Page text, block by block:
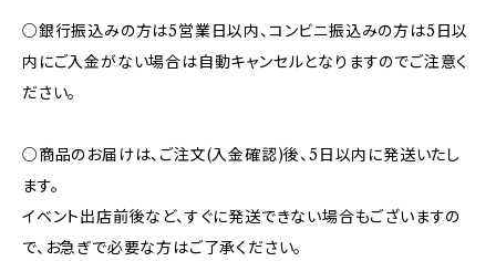
○銀行振込みの方は5営業日以内、コンビニ振込みの方は5日以
内にご入金がない場合は自動キャンセルとなりますのでご注意く
ださい。
○商品のお届けは、ご注文(入金確認)後、5日以内に発送いたし
ます。
イベント出店前後など、すぐに発送できない場合もございますの
で、お急ぎで必要な方はご了承ください。